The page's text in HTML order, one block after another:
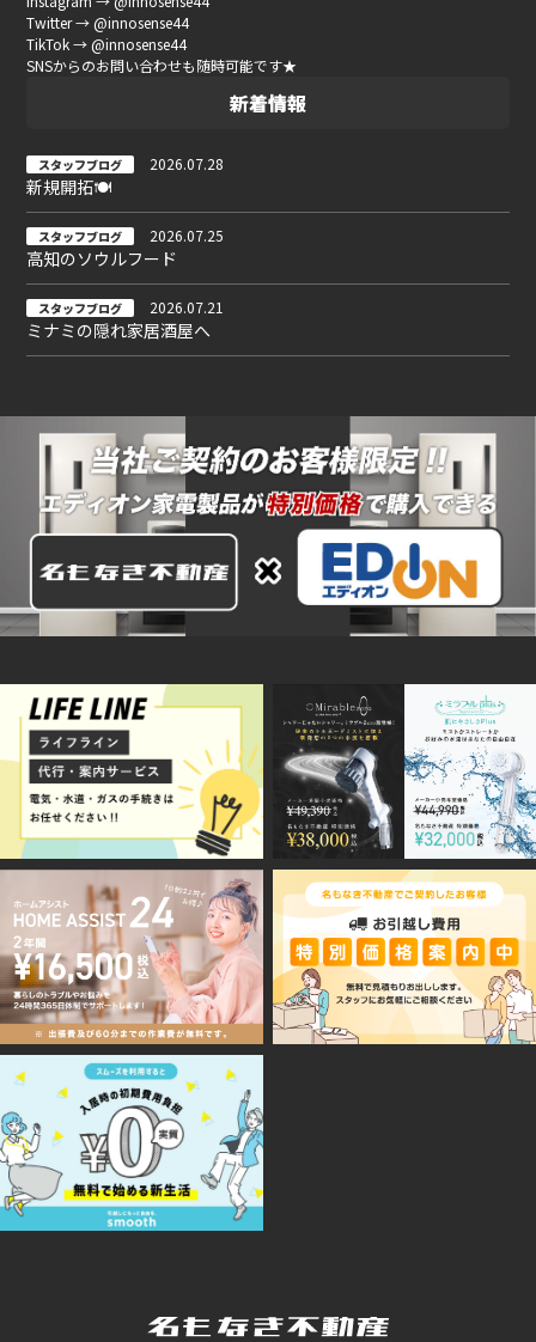
Twitter → @innosense44
TikTok → @innosense44
SNSからのお問い合わせも随時可能です★
新着情報
スタッフブログ 2026.07.28
新規開拓🍽
スタッフブログ 2026.07.25
高知のソウルフード
スタッフブログ 2026.07.21
ミナミの隠れ家居酒屋へ